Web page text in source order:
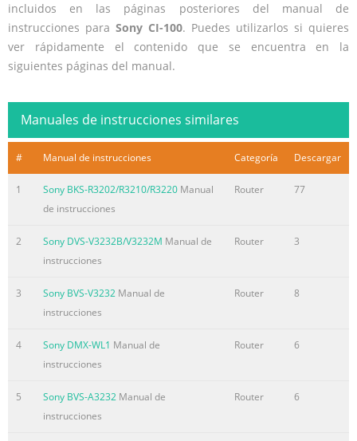
incluidos en las páginas posteriores del manual de
instrucciones para Sony CI-100. Puedes utilizarlos si quieres
ver rápidamente el contenido que se encuentra en la
siguientes páginas del manual.
Manuales de instrucciones similares
# Manual de instrucciones Categoría Descargar
1 Sony BKS-R3202/R3210/R3220 Manual
de instrucciones
Router 77
2 Sony DVS-V3232B/V3232M Manual de
instrucciones
Router 3
3 Sony BVS-V3232 Manual de
instrucciones
Router 8
4 Sony DMX-WL1 Manual de
instrucciones
Router 6
5 Sony BVS-A3232 Manual de
instrucciones
Router 6